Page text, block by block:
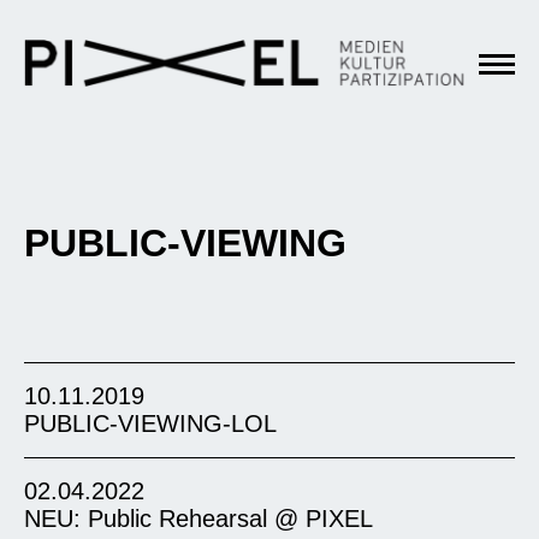
PUBLIC-VIEWING
10.11.2019
PUBLIC-VIEWING-LOL
02.04.2022
NEU: Public Rehearsal @ PIXEL